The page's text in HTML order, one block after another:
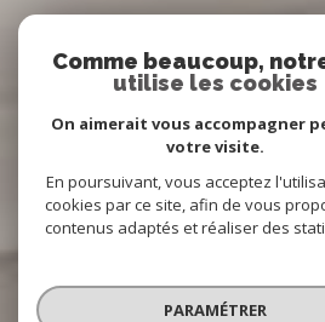
Comme beaucoup,
utilise les cookies
On aimerait vous accompagner
votre visite.
En poursuivant, vous acceptez
cookies par ce site, afin de vous
contenus adaptés et réaliser des
PARAMÉTRER